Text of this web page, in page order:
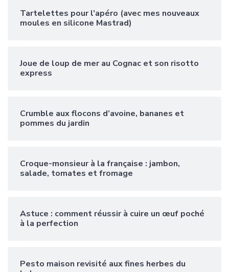
Tartelettes pour l’apéro (avec mes nouveaux
moules en silicone Mastrad)
Joue de loup de mer au Cognac et son risotto
express
Crumble aux flocons d’avoine, bananes et
pommes du jardin
Croque-monsieur à la française : jambon,
salade, tomates et fromage
Astuce : comment réussir à cuire un œuf poché
à la perfection
Pesto maison revisité aux fines herbes du